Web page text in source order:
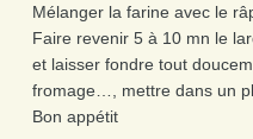
Mélanger la farine avec le
Faire revenir 5 à 10 mn le
et laisser fondre tout
fromage…, mettre dans un
Bon appétit